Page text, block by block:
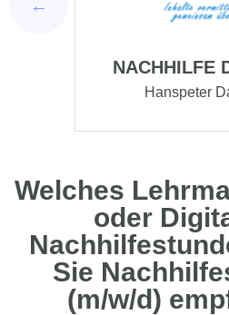
Alois
Welches
oder
Sie
(m/w/d)